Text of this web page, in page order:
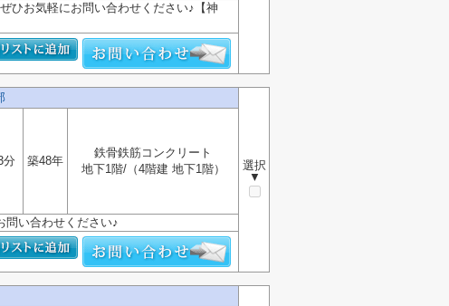
ひお気軽にお問い合わせください♪【神
選択
▼
分 築48年
鉄骨鉄筋コンクリート
地下1階/（4階建 地下1階）
問い合わせください♪